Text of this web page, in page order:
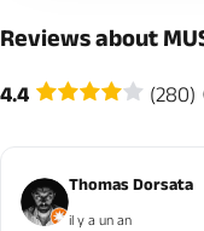
Reviews about
4.4 (280)
Thomas Dorsata
il y a un an